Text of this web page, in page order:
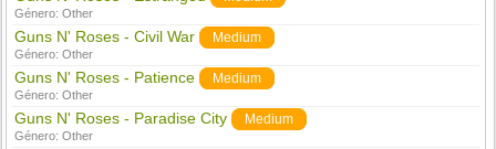
Género:Other
Guns N' Roses - Civil War Medium
Género:Other
Guns N' Roses - Patience Medium
Género:Other
Guns N' Roses - Paradise City Medium
Género:Other